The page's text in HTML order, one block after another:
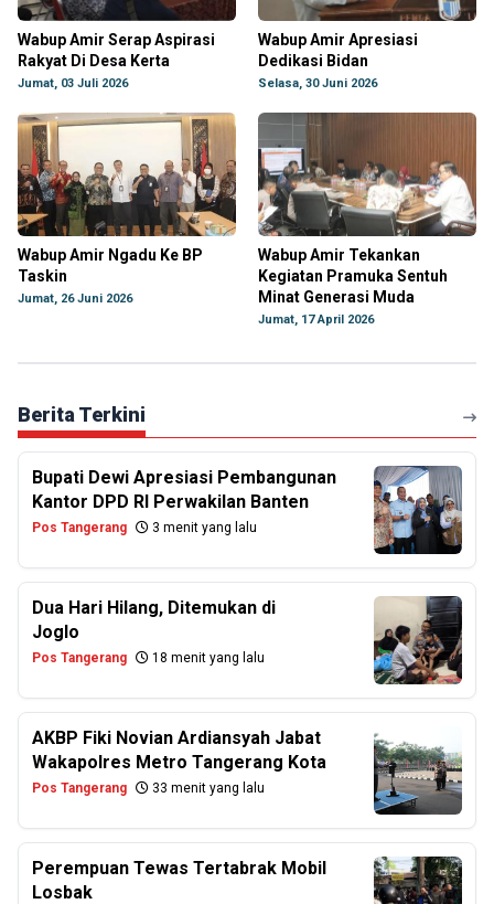
Wabup Amir Serap Aspirasi
Rakyat Di Desa Kerta
Jumat, 03 Juli 2026
Wabup Amir Apresiasi
Dedikasi Bidan
Selasa, 30 Juni 2026
Wabup Amir Ngadu Ke BP
Taskin
Jumat, 26 Juni 2026
Wabup Amir Tekankan
Kegiatan Pramuka Sentuh
Minat Generasi Muda
Jumat, 17 April 2026
Berita Terkini
Bupati Dewi Apresiasi Pembangunan
Kantor DPD RI Perwakilan Banten
Pos Tangerang 3 menit yang lalu
Dua Hari Hilang, Ditemukan di
Joglo
Pos Tangerang 18 menit yang lalu
AKBP Fiki Novian Ardiansyah Jabat
Wakapolres Metro Tangerang Kota
Pos Tangerang 33 menit yang lalu
Perempuan Tewas Tertabrak Mobil
Losbak